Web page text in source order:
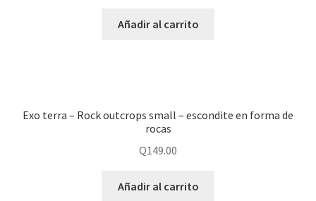
Añadir al carrito
Exo terra – Rock outcrops small – escondite en forma de
rocas
Q149.00
Añadir al carrito